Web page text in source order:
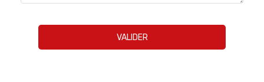
VALIDER